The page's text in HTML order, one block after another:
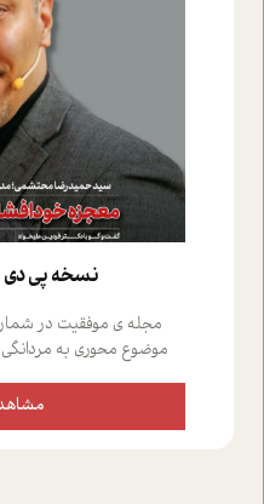
نسخه پي دي
مجله ی موفقیت در
موضوع محوری به
علیخواه، جامعه شناس در
از دریچه های گوناگون